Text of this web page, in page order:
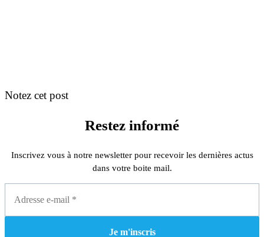
Notez cet post
Restez informé
Inscrivez vous à notre newsletter pour recevoir les dernières actus
dans votre boite mail.